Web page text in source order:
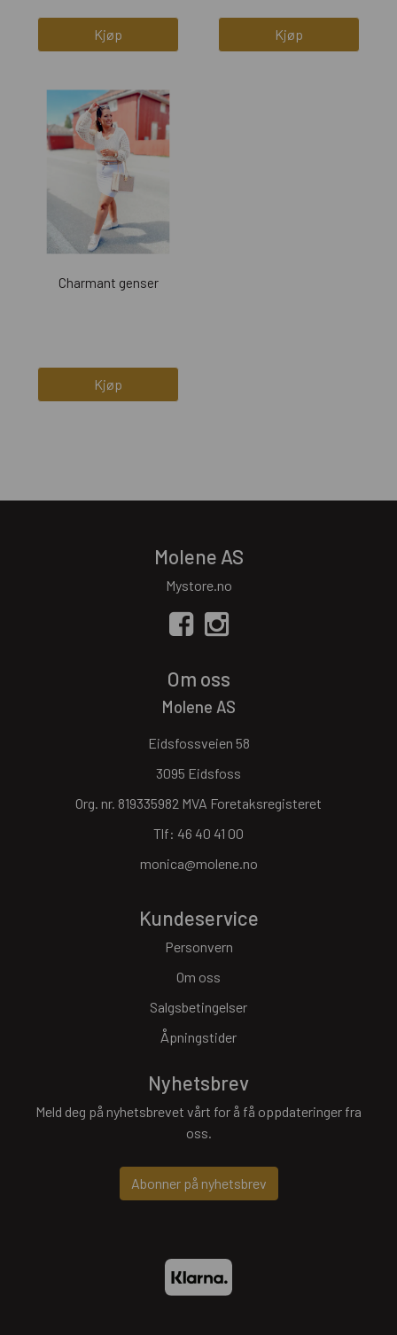
Kjøp Kjøp
Charmant genser
Kjøp
Molene AS
Mystore.no
Om oss
Molene AS
Eidsfossveien 58
3095 Eidsfoss
Org. nr. 819335982 MVA Foretaksregisteret
Tlf: 46 40 41 00
monica@molene.no
Kundeservice
Personvern
Om oss
Salgsbetingelser
Åpningstider
Nyhetsbrev
Meld deg på nyhetsbrevet vårt for å få oppdateringer fra
oss.
Abonner på nyhetsbrev